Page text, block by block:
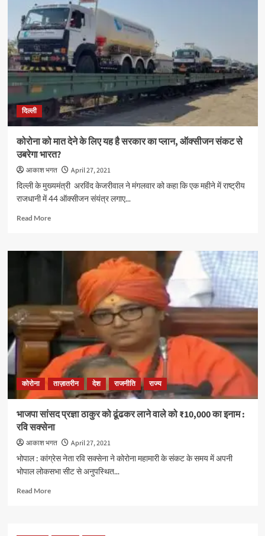
केंद्रीय
गृह
मंत्री
अमित
शाह
ने
CM
से
की
बात,
बोले-
पर
हमारी
नजर
दिल्ली
कोरोना को मात देने के लिए यह है सरकार का प्लान, ऑक्सीजन संकट से
उबरेगा भारत?
आकाश भगत
April 27, 2021
दिल्ली के मुख्यमंत्री अरविंद केजरीवाल ने मंगलवार को कहा कि एक महीने में राष्ट्रीय
राजधानी में 44 ऑक्सीजन संयंत्र लगाए...
Read MoreRead
कोरोना
लिए
यह
है
सरकार
प्लान,
ऑक्सीजन
संकट
से
भारत?
कोरोना ताज़ातरीन देश राजनीति राज्य
भाजपा सांसद प्रज्ञा ठाकुर को ढूंढकर लाने वाले को ₹10,000 का इनाम :
रवि सक्सेना
आकाश भगत
April 27, 2021
भोपाल : कांग्रेस नेता रवि सक्सेना ने कोरोना महामारी के संकट के समय में अपनी
भोपाल लोकसभा सीट से अनुपस्थित...
Read MoreRead
सांसद